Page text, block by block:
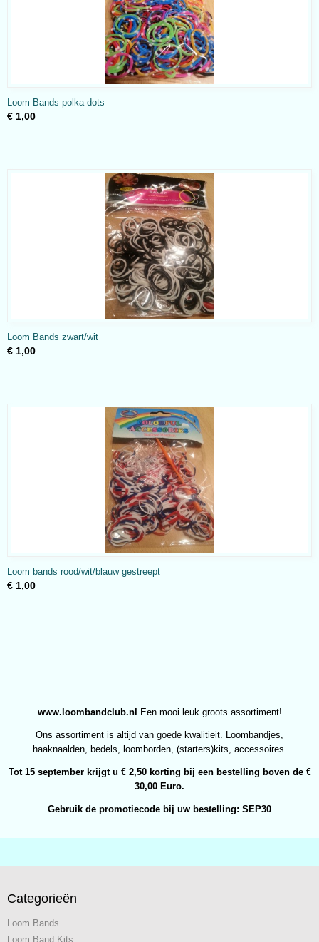
Loom Bands polka dots
€ 1,00
Loom Bands zwart/wit
€ 1,00
Loom bands rood/wit/blauw gestreept
€ 1,00
www.loombandclub.nl Een mooi leuk groots assortiment!
Ons assortiment is altijd van goede kwalitieit. Loombandjes,
haaknaalden, bedels, loomborden, (starters)kits, accessoires.
Tot 15 september krijgt u € 2,50 korting bij een bestelling boven de €
30,00 Euro.
Gebruik de promotiecode bij uw bestelling: SEP30
Categorieën
Loom Bands
Loom Band Kits